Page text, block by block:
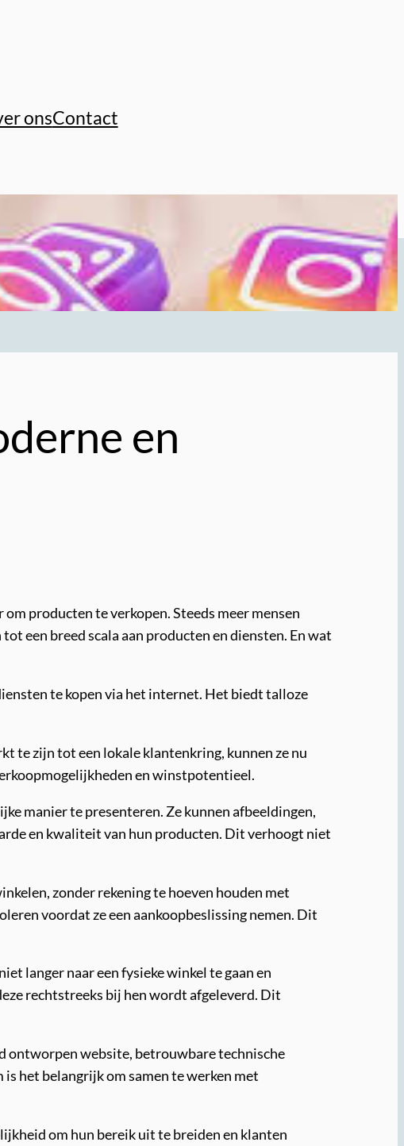
onsContact
en
producten te verkopen. Steeds meer mensen
een breed scala aan producten en diensten. En wat
te kopen via het internet. Het biedt talloze
te zijn tot een lokale klantenkring, kunnen ze nu
en winstpotentieel.
manier te presenteren. Ze kunnen afbeeldingen,
en kwaliteit van hun producten. Dit verhoogt niet
zonder rekening te hoeven houden met
voordat ze een aankoopbeslissing nemen. Dit
langer naar een fysieke winkel te gaan en
rechtstreeks bij hen wordt afgeleverd. Dit
ontworpen website, betrouwbare technische
het belangrijk om samen te werken met
om hun bereik uit te breiden en klanten